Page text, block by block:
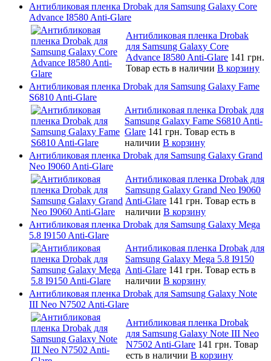
Антибликовая пленка Drobak для Samsung Galaxy Core
Advance I8580 Anti-Glare
Антибликовая пленка Drobak
для Samsung Galaxy Core
Advance I8580 Anti-Glare 141 грн.
Товар есть в наличии В корзину
Антибликовая пленка Drobak для Samsung Galaxy Fame
S6810 Anti-Glare
Антибликовая пленка Drobak для
Samsung Galaxy Fame S6810 Anti-
Glare 141 грн. Товар есть в
наличии В корзину
Антибликовая пленка Drobak для Samsung Galaxy Grand
Neo I9060 Anti-Glare
Антибликовая пленка Drobak для
Samsung Galaxy Grand Neo I9060
Anti-Glare 141 грн. Товар есть в
наличии В корзину
Антибликовая пленка Drobak для Samsung Galaxy Mega
5.8 I9150 Anti-Glare
Антибликовая пленка Drobak для
Samsung Galaxy Mega 5.8 I9150
Anti-Glare 141 грн. Товар есть в
наличии В корзину
Антибликовая пленка Drobak для Samsung Galaxy Note
III Neo N7502 Anti-Glare
Антибликовая пленка Drobak
для Samsung Galaxy Note III Neo
N7502 Anti-Glare 141 грн. Товар
есть в наличии В корзину